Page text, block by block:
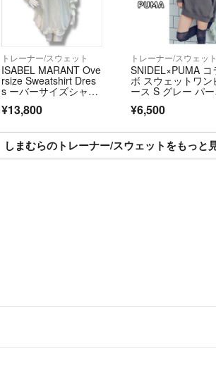
トレーナー/スウェット
ISABEL MARANT Ove
rsize Sweatshirt Dres
s ーバーサイズシャツ
ザベルマラン RO0346
MG）
¥13,800
トレーナー/スウェット
SNIDEL×PUMA コ
ボ スウェットワン
ース S グレー パ
マ スナイデル 長袖
¥6,500
しまむらのトレーナー/スウェットをもっと